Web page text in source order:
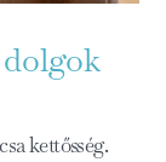
kettősség.